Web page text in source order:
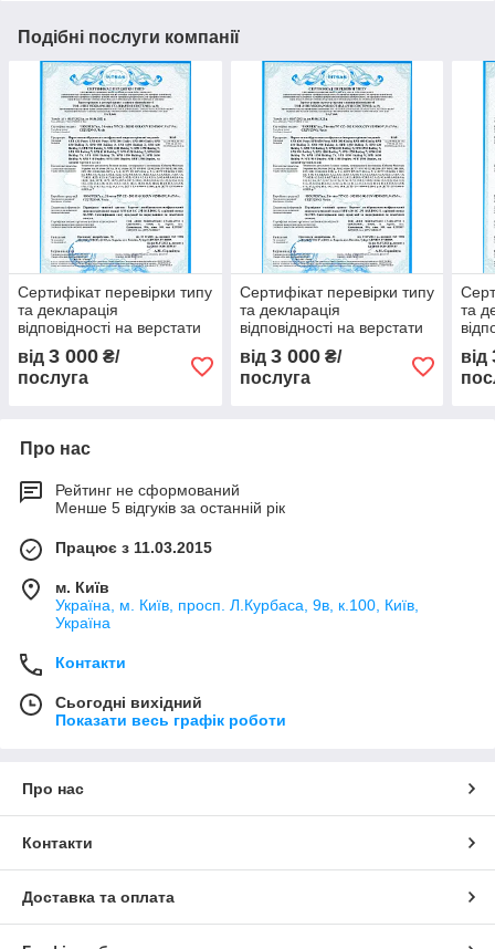
Подібні послуги компанії
Сертифікат перевірки типу
та декларація
відповідності на верстати
від 3 000 ₴/
послуга
Сертифікат перевірки типу
та декларація
відповідності на верстати
від 3 000₴/
послуга
та
від
Про нас
Рейтинг не сформований
Менше 5 відгуків за останній рік
Працює з 11.03.2015
м. Київ
Україна, м. Київ, просп. Л.Курбаса, 9в, к.100, Київ,
Україна
Контакти
Сьогодні вихідний
Показати весь графік роботи
Про нас
Контакти
Доставка та оплата